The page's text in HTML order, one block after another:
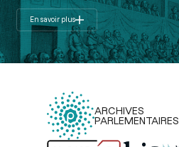
En savoir plus
ARCHIVES
PARLEMENTAIRES